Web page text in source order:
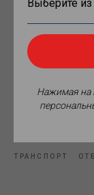
Свердловской
Выполнить
текущего года.
Источник фото:
ТРАНСПОРТ ОТБ
Нажимая на